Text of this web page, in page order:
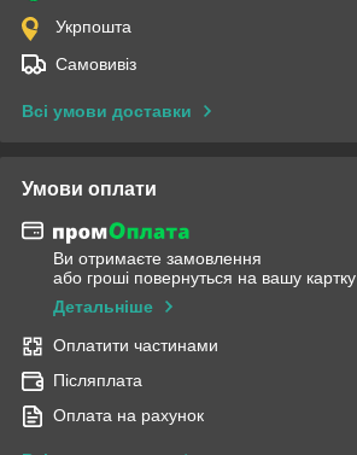
Укрпошта
Самовивіз
Всі умови доставки
Умови оплати
Ви отримаєте замовлення
або гроші повернуться на вашу картку
Детальніше
Оплатити частинами
Післяплата
Оплата на рахунок